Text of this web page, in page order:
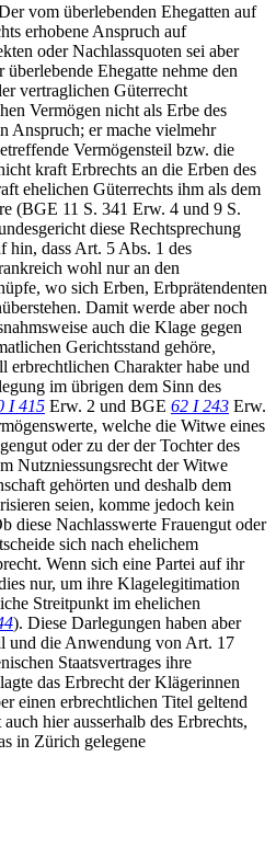
vom überlebenden Ehegatten auf
erhobene Anspruch auf
oder Nachlassquoten sei aber
Ehegatte nehme den
vertraglichen Güterrecht
Vermögen nicht als Erbe des
Anspruch; er mache vielmehr
Vermögensteil bzw. die
kraft Erbrechts an die Erben des
ehelichen Güterrechts ihm als dem
(BGE 11 S. 341 Erw. 4 und 9 S.
diese Rechtsprechung
hin, dass Art. 5 Abs. 1 des
wohl nur an den
wo sich Erben, Erbprätendenten
Damit werde aber noch
auch die Klage gegen
Gerichtsstand gehöre,
erbrechtlichen Charakter habe und
im übrigen dem Sinn des
I 415 Erw. 2 und BGE 62 I 243 Erw.
welche die Witwe eines
oder zu der der Tochter des
Nutzniessungsrecht der Witwe
gehörten und deshalb dem
seien, komme jedoch kein
diese Nachlasswerte Frauengut oder
sich nach ehelichem
Wenn sich eine Partei auf ihr
nur, um ihre Klagelegitimation
Streitpunkt im ehelichen
). Diese Darlegungen haben aber
und die Anwendung von Art. 17
Staatsvertrages ihre
das Erbrecht der Klägerinnen
einen erbrechtlichen Titel geltend
hier ausserhalb des Erbrechts,
in Zürich gelegene